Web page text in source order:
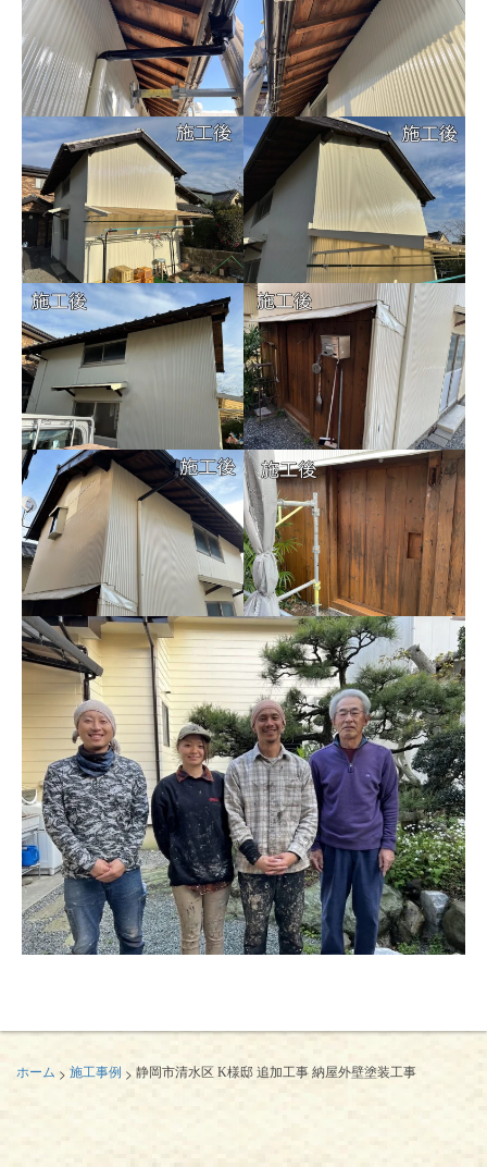
ホーム > 施工事例 > 静岡市清水区 K様邸 追加工事 納屋外壁塗装工事